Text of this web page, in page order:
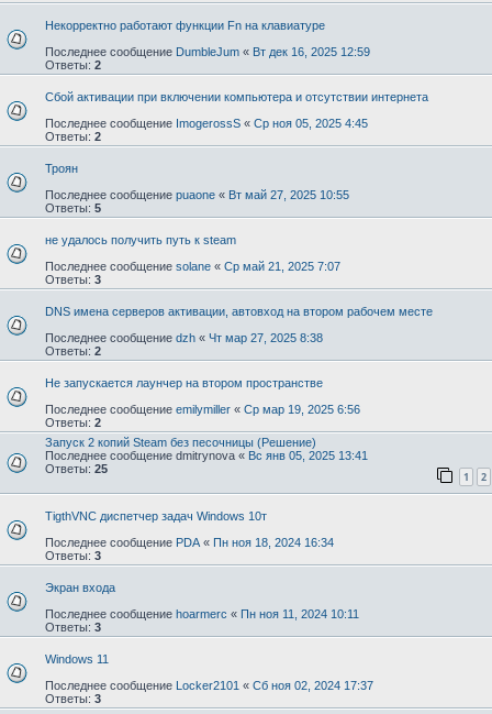
Некорректно работают функции Fn на клавиатуре
Последнее сообщение DumbleJum « Вт дек 16, 2025 12:59
Ответы: 2
Сбой активации при включении компьютера и отсутствии интернета
Последнее сообщение ImogerossS « Ср ноя 05, 2025 4:45
Ответы: 2
Троян
Последнее сообщение puaone « Вт май 27, 2025 10:55
Ответы: 5
не удалось получить путь к steam
Последнее сообщение solane « Ср май 21, 2025 7:07
Ответы: 3
DNS имена серверов активации, автовход на втором рабочем месте
Последнее сообщение dzh « Чт мар 27, 2025 8:38
Ответы: 2
Не запускается лаунчер на втором пространстве
Последнее сообщение emilymiller « Ср мар 19, 2025 6:56
Ответы: 2
Запуск 2 копий Steam без песочницы (Решение)
Последнее сообщение dmitrynova « Вс янв 05, 2025 13:41
Ответы: 25
1 2
TigthVNC диспетчер задач Windows 10т
Последнее сообщение PDA « Пн ноя 18, 2024 16:34
Ответы: 3
Экран входа
Последнее сообщение hoarmerc « Пн ноя 11, 2024 10:11
Ответы: 3
Windows 11
Последнее сообщение Locker2101 « Сб ноя 02, 2024 17:37
Ответы: 3